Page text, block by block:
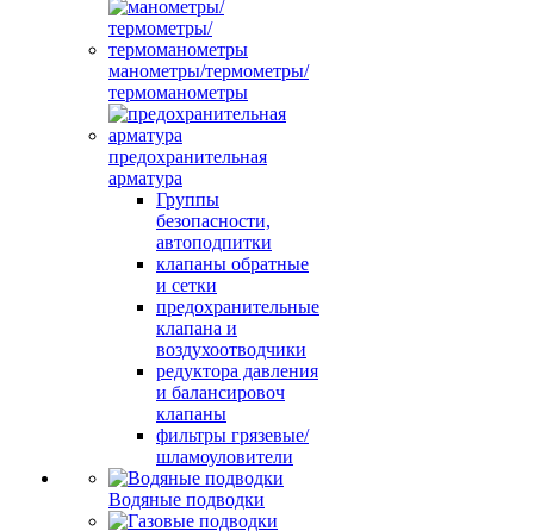
манометры/термометры/
термоманометры
предохранительная
арматура
Группы
безопасности,
автоподпитки
клапаны обратные
и сетки
предохранительные
клапана и
воздухоотводчики
редуктора давления
и балансировоч
клапаны
фильтры грязевые/
шламоуловители
Водяные подводки